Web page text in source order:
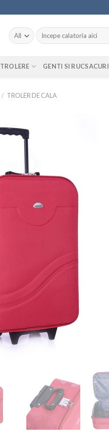
Caută
după:
TROLERE GENTI SI RUCSACURI
/ TROLER DE CALA